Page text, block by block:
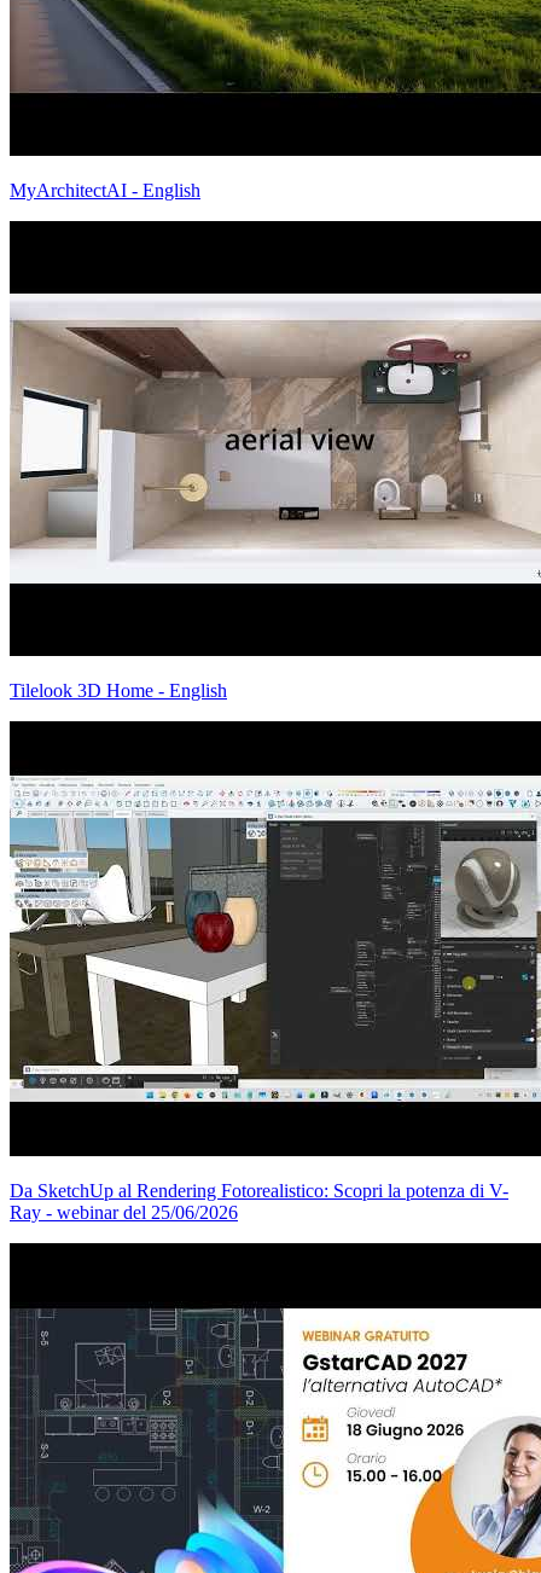
MyArchitectAI - English
Tilelook 3D Home - English
Da SketchUp al Rendering Fotorealistico: Scopri la potenza di V-
Ray - webinar del 25/06/2026